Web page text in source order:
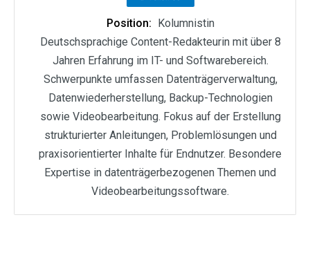
Position: Kolumnistin
Deutschsprachige Content-Redakteurin mit über 8
Jahren Erfahrung im IT- und Softwarebereich.
Schwerpunkte umfassen Datenträgerverwaltung,
Datenwiederherstellung, Backup-Technologien
sowie Videobearbeitung. Fokus auf der Erstellung
strukturierter Anleitungen, Problemlösungen und
praxisorientierter Inhalte für Endnutzer. Besondere
Expertise in datenträgerbezogenen Themen und
Videobearbeitungssoftware.